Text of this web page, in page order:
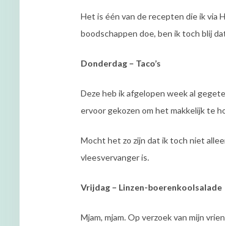
Het is één van de recepten die ik via
boodschappen doe, ben ik toch blij
Donderdag – Taco’s
Deze heb ik afgelopen week al
ervoor gekozen om het makkelijk te
Mocht het zo zijn dat ik toch niet
vleesvervanger is.
Vrijdag – Linzen-boerenkoolsalade
Mjam, mjam. Op verzoek van mijn